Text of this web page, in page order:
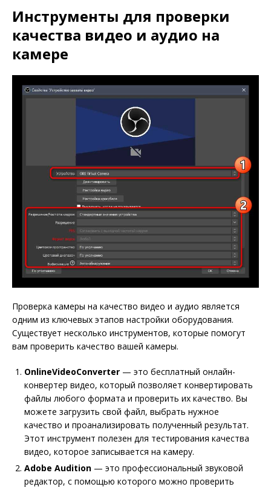
Инструменты для проверки
качества видео и аудио на
камере
Проверка камеры на качество видео и аудио является
одним из ключевых этапов настройки оборудования.
Существует несколько инструментов, которые помогут
вам проверить качество вашей камеры.
OnlineVideoConverter — это бесплатный онлайн-
конвертер видео, который позволяет конвертировать
файлы любого формата и проверить их качество. Вы
можете загрузить свой файл, выбрать нужное
качество и проанализировать полученный результат.
Этот инструмент полезен для тестирования качества
видео, которое записывается на камеру.
Adobe Audition — это профессиональный звуковой
редактор, с помощью которого можно проверить